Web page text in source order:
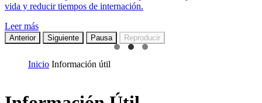
vida y reducir tiempos de internación.
Leer más
Anterior Siguiente Pausa Reproducir
Inicio Información útil